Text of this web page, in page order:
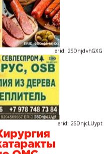
erid: 2SDnjdvhGXG
erid: 2SDnjcLUypt